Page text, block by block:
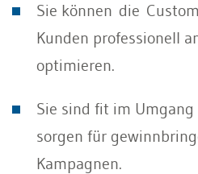
Sie können die
Kunden professionell
optimieren.
Sie sind fit im
sorgen für
Kampagnen.